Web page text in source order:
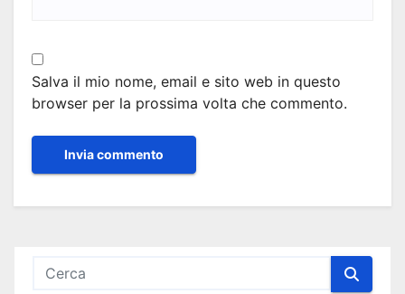
Salva il mio nome, email e sito web in questo
browser per la prossima volta che commento.